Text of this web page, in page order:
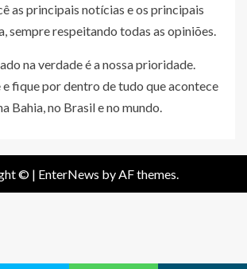
as principais notícias e os principais
sempre respeitando todas as opiniões.
na verdade é a nossa prioridade.
fique por dentro de tudo que acontece
Bahia, no Brasil e no mundo.
© | EnterNews by AF themes.